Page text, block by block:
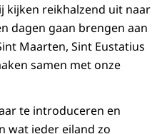
kijken reikhalzend uit naar
dagen gaan brengen aan
Maarten, Sint Eustatius
samen met onze
te introduceren en
wat ieder eiland zo